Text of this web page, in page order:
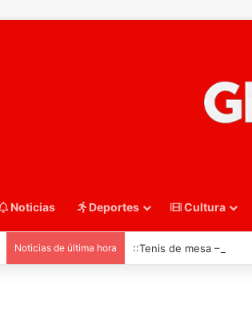
Noticias Deportes Cultura
Noticias de última hora ::Tenis de mesa –